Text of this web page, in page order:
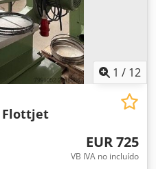
1 / 12
Flottjet
EUR 725
VB IVA no incluído